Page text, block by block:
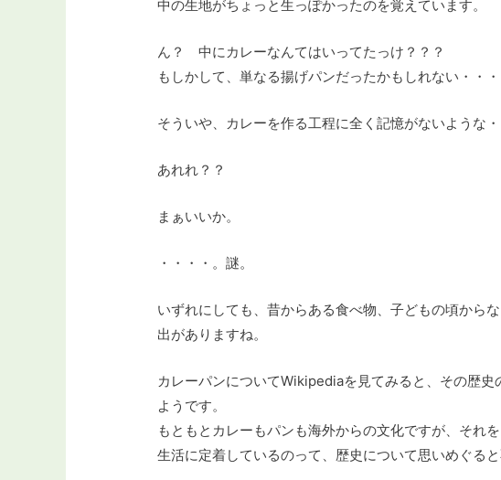
中の生地がちょっと生っぽかったのを覚えています。
ん？ 中にカレーなんてはいってたっけ？？？
もしかして、単なる揚げパンだったかもしれない・・・
そういや、カレーを作る工程に全く記憶がないような・
あれれ？？
まぁいいか。
・・・・。謎。
いずれにしても、昔からある食べ物、子どもの頃から
出がありますね。
カレーパンについてWikipediaを見てみると、その歴
ようです。
もともとカレーもパンも海外からの文化ですが、それ
生活に定着しているのって、歴史について思いめぐると